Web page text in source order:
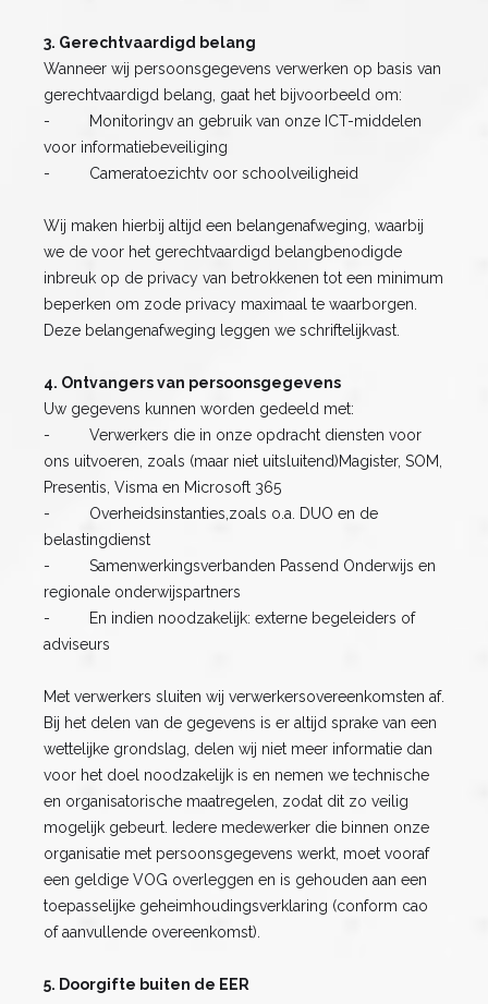
3. Gerechtvaardigd belang
Wanneer wij persoonsgegevens verwerken op basis van
gerechtvaardigd belang, gaat het bijvoorbeeld om:
- Monitoringv an gebruik van onze ICT-middelen
voor informatiebeveiliging
- Cameratoezichtv oor schoolveiligheid
Wij maken hierbij altijd een belangenafweging, waarbij
we de voor het gerechtvaardigd belangbenodigde
inbreuk op de privacy van betrokkenen tot een minimum
beperken om zode privacy maximaal te waarborgen.
Deze belangenafweging leggen we schriftelijkvast.
4. Ontvangers van persoonsgegevens
Uw gegevens kunnen worden gedeeld met:
- Verwerkers die in onze opdracht diensten voor
ons uitvoeren, zoals (maar niet uitsluitend)Magister, SOM,
Presentis, Visma en Microsoft 365
- Overheidsinstanties,zoals o.a. DUO en de
belastingdienst
- Samenwerkingsverbanden Passend Onderwijs en
regionale onderwijspartners
- En indien noodzakelijk: externe begeleiders of
adviseurs
Met verwerkers sluiten wij verwerkersovereenkomsten af.
Bij het delen van de gegevens is er altijd sprake van een
wettelijke grondslag, delen wij niet meer informatie dan
voor het doel noodzakelijk is en nemen we technische
en organisatorische maatregelen, zodat dit zo veilig
mogelijk gebeurt. Iedere medewerker die binnen onze
organisatie met persoonsgegevens werkt, moet vooraf
een geldige VOG overleggen en is gehouden aan een
toepasselijke geheimhoudingsverklaring (conform cao
of aanvullende overeenkomst).
5. Doorgifte buiten de EER